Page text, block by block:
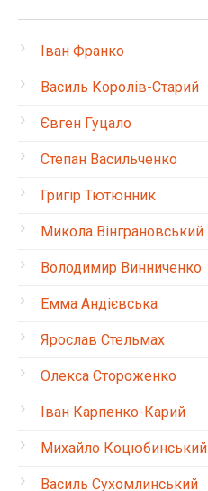
Іван Франко
Василь Королів-Старий
Євген Гуцало
Степан Васильченко
Григір Тютюнник
Микола Вінграновський
Володимир Винниченко
Емма Андієвська
Ярослав Стельмах
Олекса Стороженко
Іван Карпенко-Карий
Михайло Коцюбинський
Василь Сухомлинський